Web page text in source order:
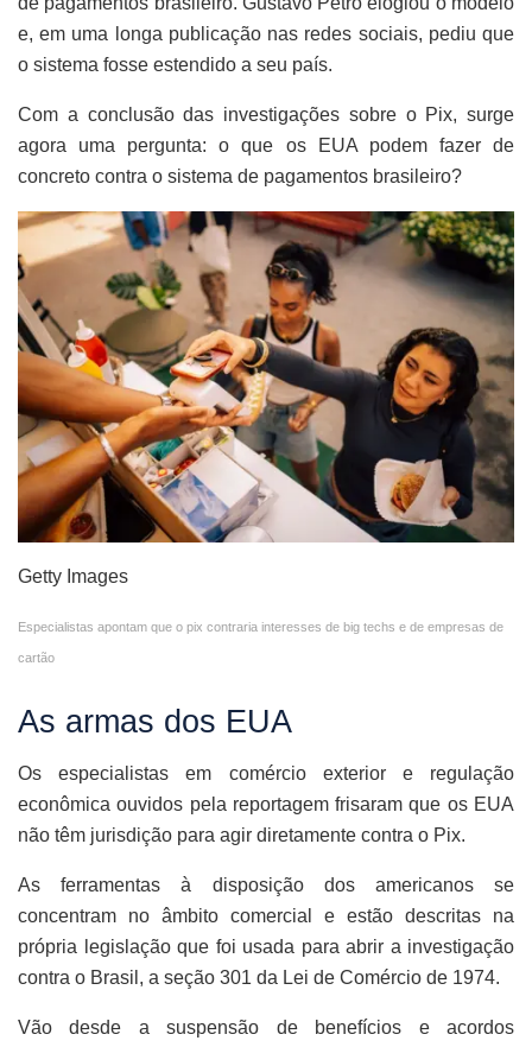
e, em uma longa publicação nas redes sociais, pediu que
o sistema fosse estendido a seu país.
Com a conclusão das investigações sobre o Pix, surge
agora uma pergunta: o que os EUA podem fazer de
concreto contra o sistema de pagamentos brasileiro?
Getty Images
Especialistas apontam que o pix contraria interesses de big techs e de empresas de
cartão
As armas dos EUA
Os especialistas em comércio exterior e regulação
econômica ouvidos pela reportagem frisaram que os EUA
não têm jurisdição para agir diretamente contra o Pix.
As ferramentas à disposição dos americanos se
concentram no âmbito comercial e estão descritas na
própria legislação que foi usada para abrir a investigação
contra o Brasil, a seção 301 da Lei de Comércio de 1974.
Vão desde a suspensão de benefícios e acordos